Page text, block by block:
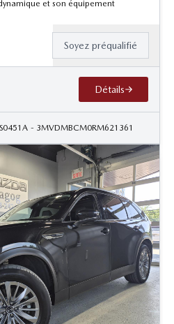
et son équipement
Soyez préqualifié
Détails
- 3MVDMBCM0RM621361